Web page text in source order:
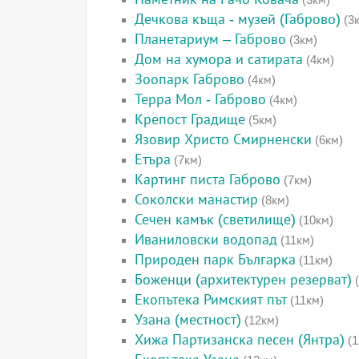
Дечкова къща - музей (Габрово)
Планетариум – Габрово (3км)
Дом на хумора и сатирата (4км)
Зоопарк Габрово (4км)
Терра Мол - Габрово (4км)
Крепост Градище (5км)
Язовир Христо Смирненски (6км)
Етъра (7км)
Картинг писта Габрово (7км)
Соколски манастир (8км)
Сечен камък (светилище) (10км)
Иваниловски водопад (11км)
Природен парк Българка (11км)
Боженци (архитектурен резерват)
Екопътека Римският път(11км)
Узана (местност) (12км)
Хижа Партизанска песен (Янтра)